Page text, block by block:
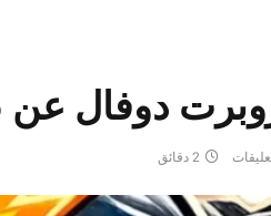
دوفال عن 95 عامًا
2 دقائق